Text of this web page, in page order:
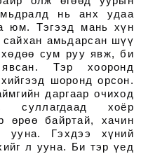
нь анх удаа
юм. Тэгээд мань хүн
сайхан амьдарсан шүү
сум руу явж, би
Тэр хооронд
шоронд орсон.
даргаар очиход
суллагдаад хоёр
өрөө байртай, хачин
ууна. Гэхдээ хүний
л ууна. Би тэр үед